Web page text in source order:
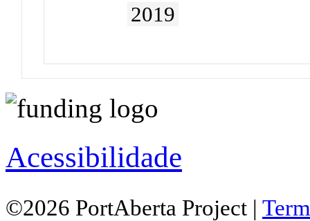
2019
Acessibilidade
©2026 PortAberta Project |